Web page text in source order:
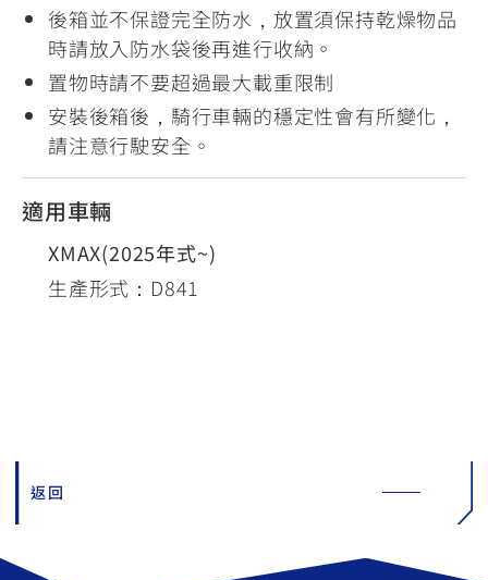
後箱並不保證完全防水，放置須保持乾燥物品
時請放入防水袋後再進行收納。
置物時請不要超過最大載重限制
安裝後箱後，騎行車輛的穩定性會有所變化，
請注意行駛安全。
適用車輛
XMAX(2025年式~)
生產形式：D841
返回